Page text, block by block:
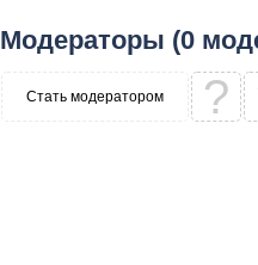
Модераторы (0
Стать модератором ?